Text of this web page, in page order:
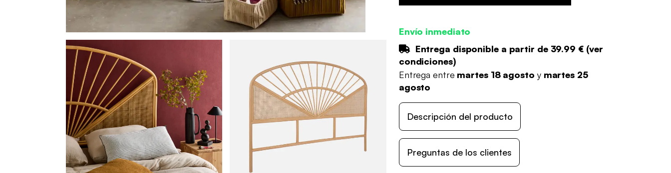
Envío inmediato
Entrega disponible a partir de 39.99 €(ver
condiciones)
Entrega entre martes 18 agosto y martes 25
agosto
Descripción del producto
Preguntas de los clientes